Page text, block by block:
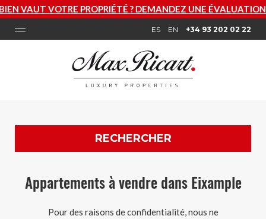
VOTRE PROPRIÉTÉ ? DEMANDEZ UNE ÉVALUATION
ES EN +34 93 202 02 22
RECHERCHER
Appartements à vendre dans Eixample
Pour des raisons de confidentialité, nous ne